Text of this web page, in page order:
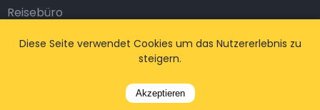
Reisebüro
Diese Seite verwendet Cookies um das Nutzererlebnis zu
steigern.
Akzeptieren